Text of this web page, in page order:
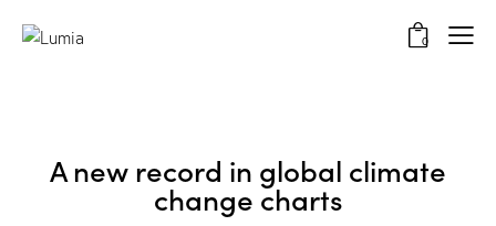
0
A new record in global climate
change charts